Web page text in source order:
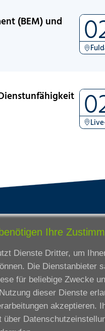
(BEM) und
Ihre
Dienste Dritter, um
Die Dienstanbieter
für beliebige Zwecke
dieser Dienste
akzeptieren.
über